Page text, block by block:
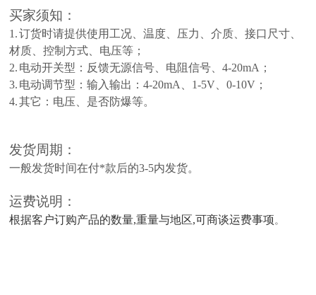
买家须知：
1. 订货时请提供使用工况、温度、压力、介质、接口尺寸、
材质、控制方式、电压等；
2. 电动开关型：反馈无源信号、电阻信号、4-20mA；
3. 电动调节型：输入输出：4-20mA、1-5V、0-10V；
4. 其它：电压、是否防爆等。
发货周期：
一般发货时间在付*款后的3-5内发货。
运费说明：
根据客户订购产品的数量,重量与地区,可商谈运费事项。